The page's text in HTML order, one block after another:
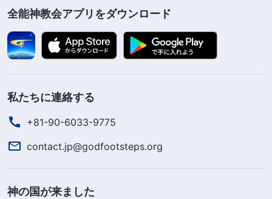
全能神教会アプリをダウンロード
私たちに連絡する
+81-90-6033-9775
contact.jp@godfootsteps.org
神の国が来ました